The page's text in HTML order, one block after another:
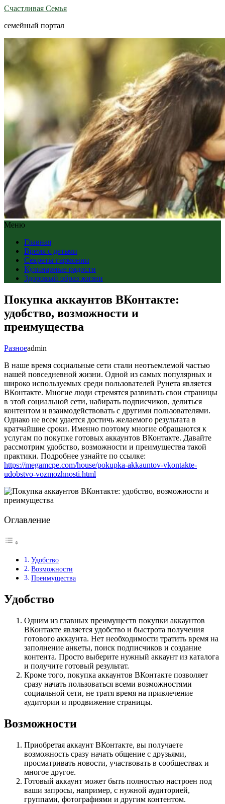
Счастливая Семья
семейный портал
Меню
Главная
Время с детьми
Секреты гармонии
Кулинарные радости
Здоровый образ жизни
Покупка аккаунтов ВКонтакте:
удобство, возможности и
преимущества
Разноеadmin
В наше время социальные сети стали неотъемлемой частью
нашей повседневной жизни. Одной из самых популярных и
широко используемых среди пользователей Рунета является
ВКонтакте. Многие люди стремятся развивать свои страницы
в этой социальной сети, набирать подписчиков, делиться
контентом и взаимодействовать с другими пользователями.
Однако не всем удается достичь желаемого результата в
кратчайшие сроки. Именно поэтому многие обращаются к
услугам по покупке готовых аккаунтов ВКонтакте. Давайте
рассмотрим удобство, возможности и преимущества такой
практики. Подробнее узнайте по ссылке:
https://megamcpe.com/house/pokupka-akkauntov-vkontakte-
udobstvo-vozmozhnosti.html
Оглавление
Удобство
Возможности
Преимущества
Удобство
Одним из главных преимуществ покупки аккаунтов
ВКонтакте является удобство и быстрота получения
готового аккаунта. Нет необходимости тратить время на
заполнение анкеты, поиск подписчиков и создание
контента. Просто выберите нужный аккаунт из каталога
и получите готовый результат.
Кроме того, покупка аккаунтов ВКонтакте позволяет
сразу начать пользоваться всеми возможностями
социальной сети, не тратя время на привлечение
аудитории и продвижение страницы.
Возможности
Приобретая аккаунт ВКонтакте, вы получаете
возможность сразу начать общение с друзьями,
просматривать новости, участвовать в сообществах и
многое другое.
Готовый аккаунт может быть полностью настроен под
ваши запросы, например, с нужной аудиторией,
группами, фотографиями и другим контентом.